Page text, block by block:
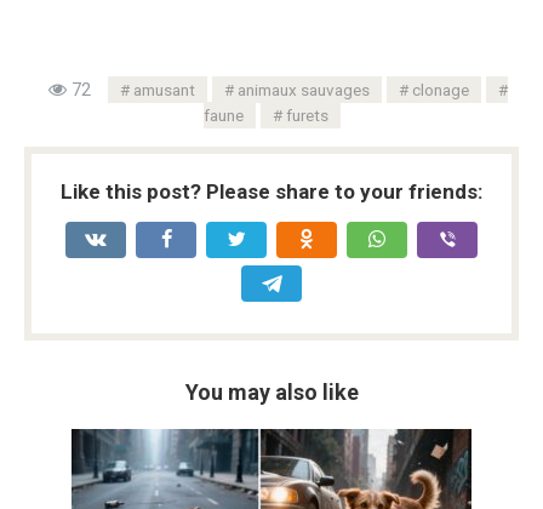
72 amusant animaux sauvages
clonage
faune
furets
Like this post? Please share to your friends:
You may also like